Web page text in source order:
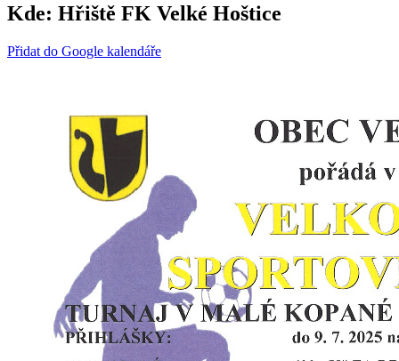
Kde: Hřiště FK Velké Hoštice
Přidat do Google kalendáře